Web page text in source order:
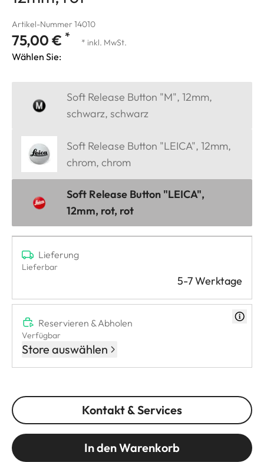
Artikel-Nummer 14010
75,00 € * * inkl. MwSt.
Wählen Sie:
Soft Release Button "M", 12mm,
schwarz, schwarz
Soft Release Button "LEICA", 12mm,
chrom, chrom
Soft Release Button "LEICA",
12mm, rot, rot
Lieferung
Lieferbar
5-7 Werktage
Reservieren & Abholen
Verfügbar
Store auswählen
Kontakt & Services
In den Warenkorb